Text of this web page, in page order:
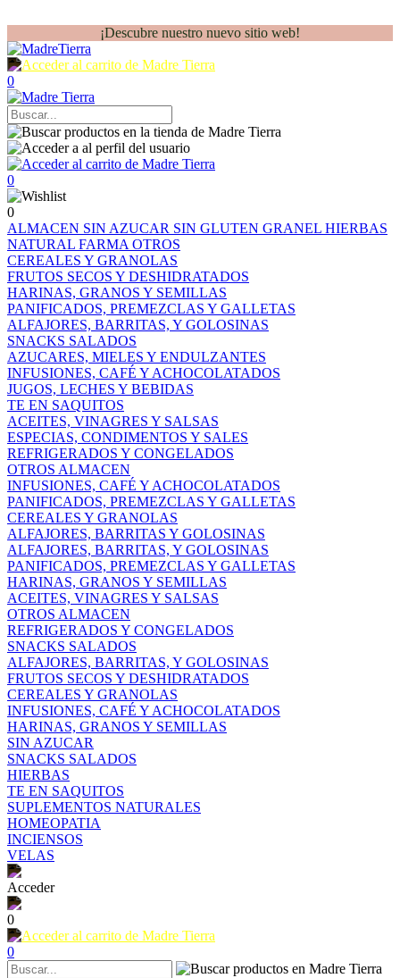
¡Descubre nuestro nuevo sitio web!
0
0
0
ALMACEN SIN AZUCAR SIN GLUTEN GRANEL HIERBAS
NATURAL FARMA OTROS
CEREALES Y GRANOLAS
FRUTOS SECOS Y DESHIDRATADOS
HARINAS, GRANOS Y SEMILLAS
PANIFICADOS, PREMEZCLAS Y GALLETAS
ALFAJORES, BARRITAS, Y GOLOSINAS
SNACKS SALADOS
AZUCARES, MIELES Y ENDULZANTES
INFUSIONES, CAFÉ Y ACHOCOLATADOS
JUGOS, LECHES Y BEBIDAS
TE EN SAQUITOS
ACEITES, VINAGRES Y SALSAS
ESPECIAS, CONDIMENTOS Y SALES
REFRIGERADOS Y CONGELADOS
OTROS ALMACEN
INFUSIONES, CAFÉ Y ACHOCOLATADOS
PANIFICADOS, PREMEZCLAS Y GALLETAS
CEREALES Y GRANOLAS
ALFAJORES, BARRITAS Y GOLOSINAS
ALFAJORES, BARRITAS, Y GOLOSINAS
PANIFICADOS, PREMEZCLAS Y GALLETAS
HARINAS, GRANOS Y SEMILLAS
ACEITES, VINAGRES Y SALSAS
OTROS ALMACEN
REFRIGERADOS Y CONGELADOS
SNACKS SALADOS
ALFAJORES, BARRITAS, Y GOLOSINAS
FRUTOS SECOS Y DESHIDRATADOS
CEREALES Y GRANOLAS
INFUSIONES, CAFÉ Y ACHOCOLATADOS
HARINAS, GRANOS Y SEMILLAS
SIN AZUCAR
SNACKS SALADOS
HIERBAS
TE EN SAQUITOS
SUPLEMENTOS NATURALES
HOMEOPATIA
INCIENSOS
VELAS
Acceder
0
0